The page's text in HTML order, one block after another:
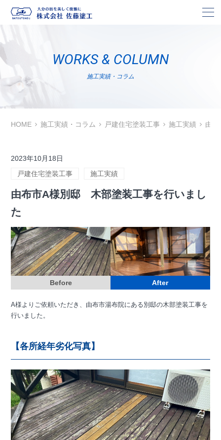
WORKS & COLUMN
施工実績・コラム
HOME 施工実績・コラム 戸建住宅塗装工事 施工実績 由
2023年10月18日
戸建住宅塗装工事
施工実績
由布市A様別邸 木部塗装工事を行いまし
た
Before After
A様よりご依頼いただき、由布市湯布院にある別邸の木部塗装工事を
行いました。
【各所経年劣化写真】